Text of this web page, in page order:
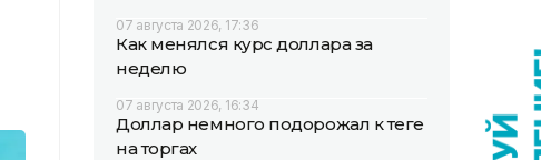
07 августа 2026, 17:36
Как менялся курс доллара за
неделю
07 августа 2026, 16:34
Доллар немного подорожал к теңге
на торгах